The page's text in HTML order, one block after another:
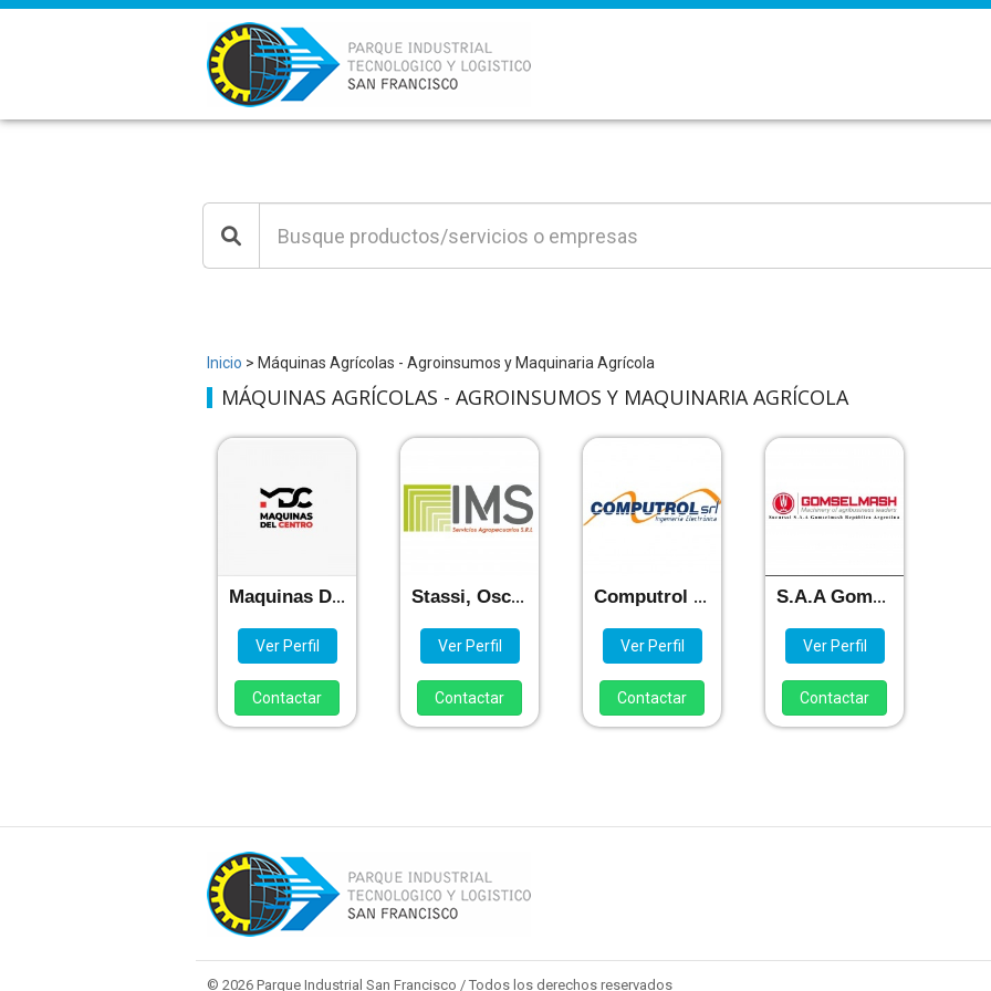
Inicio > Máquinas Agrícolas - Agroinsumos y Maquinaria Agrícola
MÁQUINAS AGRÍCOLAS - AGROINSUMOS Y MAQUINARIA AGRÍCOLA
Maquinas Del Centro S.R.L.
Ver Perfil
Contactar
Stassi, Oscar Amadeo
Ver Perfil
Contactar
Computrol S.R.L.
Ver Perfil
Contactar
S.A.A Gomselmash
Ver Perfil
Contactar
© 2026 Parque Industrial San Francisco / Todos los derechos reservados